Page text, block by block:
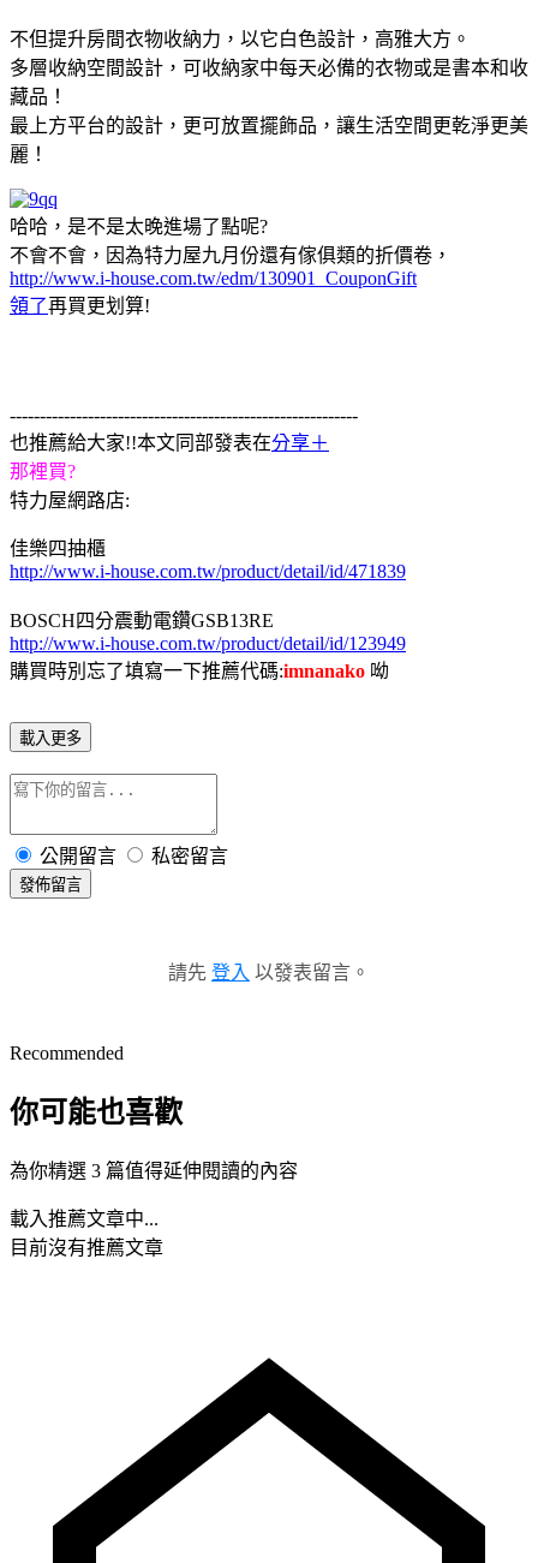
不但提升房間衣物收納力，以它白色設計，高雅大方。
多層收納空間設計，可收納家中每天必備的衣物或是書本和收
藏品！
最上方平台的設計，更可放置擺飾品，讓生活空間更乾淨更美
麗！
哈哈，是不是太晚進場了點呢?
不會不會，因為特力屋九月份還有傢俱類的折價卷，
http://www.i-house.com.tw/edm/130901_CouponGift
領了再買更划算!
----------------------------------------------------------
也推薦給大家!!本文同部發表在分享＋
那裡買?
特力屋網路店:
佳樂四抽櫃
http://www.i-house.com.tw/product/detail/id/471839
BOSCH四分震動電鑽GSB13RE
http://www.i-house.com.tw/product/detail/id/123949
購買時別忘了填寫一下推薦代碼:imnanako 呦
載入更多
公開留言 私密留言
發佈留言
請先 登入 以發表留言。
Recommended
你可能也喜歡
為你精選 3 篇值得延伸閱讀的內容
載入推薦文章中...
目前沒有推薦文章